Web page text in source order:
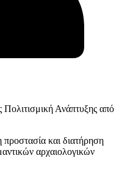
Ανάπτυξης από
προστασία και διατήρηση
αρχαιολογικών